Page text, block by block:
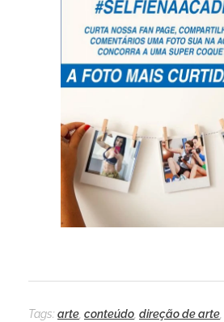
Tags: arte, conteúdo, direção de arte,